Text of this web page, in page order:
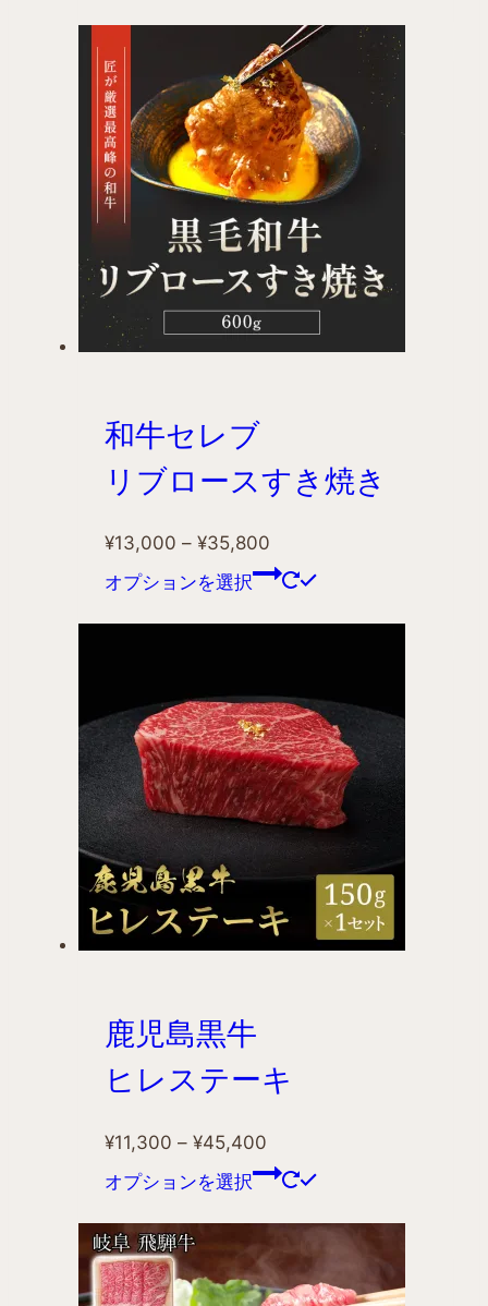
和牛セレブ
リブロースすき焼き
¥13,000 – ¥35,800
オプションを選択
鹿児島黒牛
ヒレステーキ
¥11,300 – ¥45,400
オプションを選択